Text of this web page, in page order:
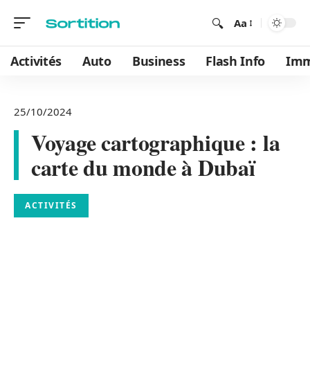
Aa
Activités Auto Business Flash Info
25/10/2024
Voyage cartographique : la
carte du monde à Dubaï
ACTIVITÉS